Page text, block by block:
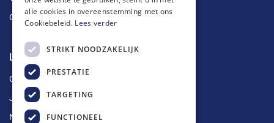
Ontkalking
Longin Service
Over ons
Jobs
Nieuws
alle cookies in overeenstemming met ons
Cookiebeleid. Lees verder
STRIKT NOODZAKELIJK
PRESTATIE
TARGETING
FUNCTIONEEL